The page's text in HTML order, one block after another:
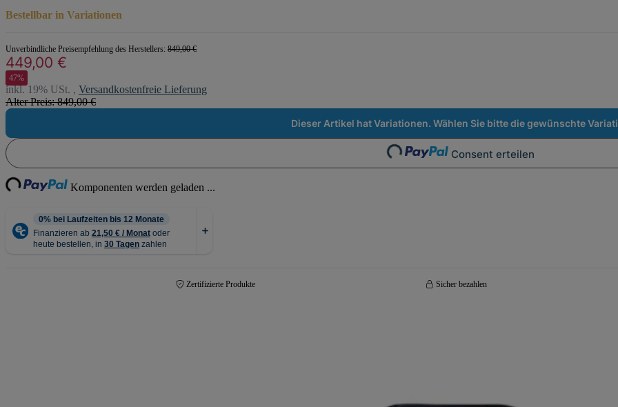
Bestellbar in Variationen
Unverbindliche Preisempfehlung des Herstellers: 849,00 €
449,00 €
47%
inkl. 19% USt. , Versandkostenfreie Lieferung
Alter Preis: 849,00 €
Dieser Artikel hat Variationen. Wählen Sie bitte die gewünschte
Loading... Consent erteilen
Loading... Komponenten werden geladen ...
Zertifizierte Produkte Sicher bezahlen